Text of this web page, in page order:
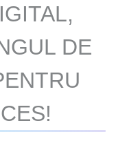
DE